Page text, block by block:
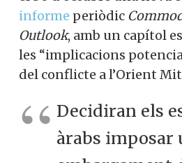
informe periòdic
Outlook, amb un capítol
les “implicacions
del conflicte a l’Orient
Decidiran els
àrabs imposar